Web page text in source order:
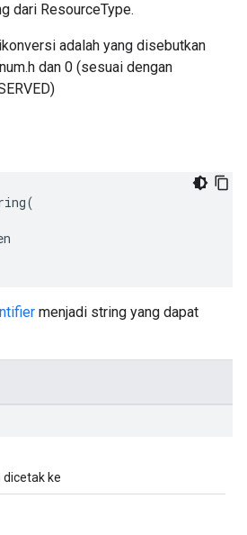
dari ResourceType.
adalah yang disebutkan
dan 0 (sesuai dengan
menjadi string yang dapat
ke